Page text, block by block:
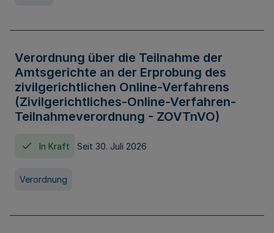
Verordnung über die Teilnahme der
Amtsgerichte an der Erprobung des
zivilgerichtlichen Online-Verfahrens
(Zivilgerichtliches-Online-Verfahren-
Teilnahmeverordnung - ZOVTnVO)
In Kraft Seit 30. Juli 2026
Verordnung